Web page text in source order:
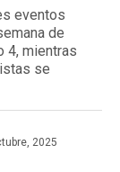
eventos
de
4, mientras
se
2025